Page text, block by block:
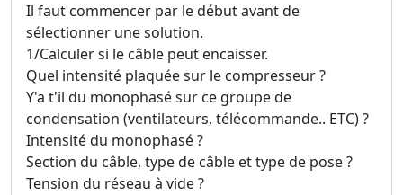
Il faut commencer par le début avant de
sélectionner une solution.
1/Calculer si le câble peut encaisser.
Quel intensité plaquée sur le compresseur ?
Y'a t'il du monophasé sur ce groupe de
condensation (ventilateurs, télécommande.. ETC) ?
Intensité du monophasé ?
Section du câble, type de câble et type de pose ?
Tension du réseau à vide ?